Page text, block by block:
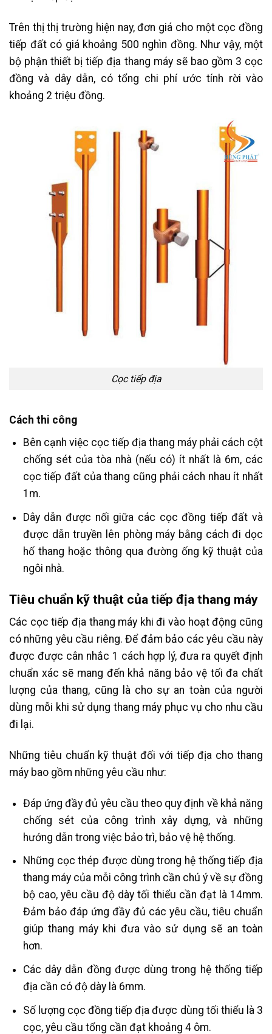
Trên thị thị trường hiện nay, đơn giá cho một cọc đồng
tiếp đất có giá khoảng 500 nghìn đồng. Như vậy, một
bộ phận thiết bị tiếp địa thang máy sẽ bao gồm 3 cọc
đồng và dây dẫn, có tổng chi phí ước tính rời vào
khoảng 2 triệu đồng.
Cọc tiếp địa
Cách thi công
Bên cạnh việc cọc tiếp địa thang máy phải cách cột
chống sét của tòa nhà (nếu có) ít nhất là 6m, các
cọc tiếp đất của thang cũng phải cách nhau ít nhất
1m.
Dây dẫn được nối giữa các cọc đồng tiếp đất và
được dẫn truyền lên phòng máy bằng cách đi dọc
hố thang hoặc thông qua đường ống kỹ thuật của
ngôi nhà.
Tiêu chuẩn kỹ thuật của tiếp địa thang máy
Các cọc tiếp địa thang máy khi đi vào hoạt động cũng
có những yêu cầu riêng. Để đảm bảo các yêu cầu này
được được cân nhắc 1 cách hợp lý, đưa ra quyết định
chuẩn xác sẽ mang đến khả năng bảo vệ tối đa chất
lượng của thang, cũng là cho sự an toàn của người
dùng mỗi khi sử dụng thang máy phục vụ cho nhu cầu
đi lại.
Những tiêu chuẩn kỹ thuật đối với tiếp địa cho thang
máy bao gồm những yêu cầu như:
Đáp ứng đầy đủ yêu cầu theo quy định về khả năng
chống sét của công trình xây dựng, và những
hướng dẫn trong việc bảo trì, bảo vệ hệ thống.
Những cọc thép được dùng trong hệ thống tiếp địa
thang máy của mỗi công trình cần chú ý về sự đồng
bộ cao, yêu cầu độ dày tối thiểu cần đạt là 14mm.
Đảm bảo đáp ứng đầy đủ các yêu cầu, tiêu chuẩn
giúp thang máy khi đưa vào sử dụng sẽ an toàn
hơn.
Các dây dẫn đồng được dùng trong hệ thống tiếp
địa cần có độ dày là 6mm.
Số lượng cọc đồng tiếp địa được dùng tối thiểu là 3
cọc, yêu cầu tổng cần đạt khoảng 4 ôm.